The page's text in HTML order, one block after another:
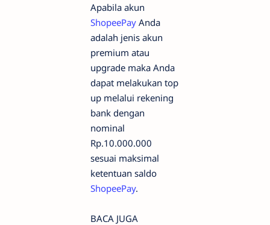
Apabila akun
ShopeePay Anda
adalah jenis akun
premium atau
upgrade maka Anda
dapat melakukan top
up melalui rekening
bank dengan
nominal
Rp.10.000.000
sesuai maksimal
ketentuan saldo
ShopeePay.
BACA JUGA